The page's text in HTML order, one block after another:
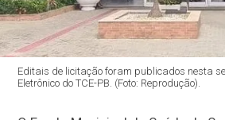
Editais de licitação foram publicados nesta
Eletrônico do TCE-PB. (Foto: Reprodução).